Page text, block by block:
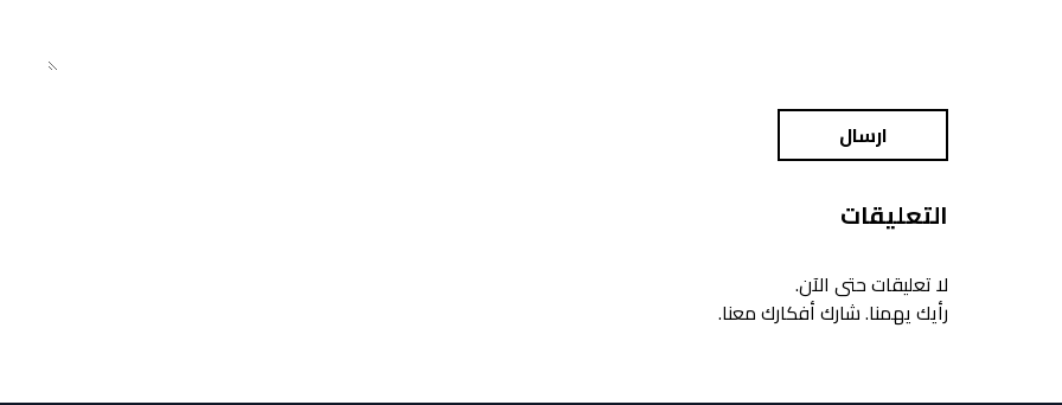
ارسال
التعليقات
لا تعليقات حتى الآن.
رأيك يهمنا. شارك أفكارك معنا.